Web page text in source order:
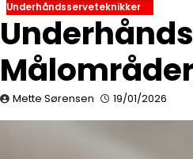
Underhåndsserveteknikker
Mette Sørensen 19/01/2026